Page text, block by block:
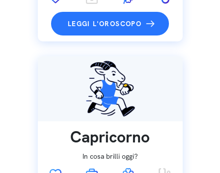
LEGGI L'OROSCOPO
Capricorno
In cosa brilli oggi?